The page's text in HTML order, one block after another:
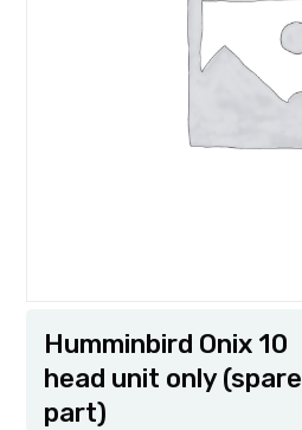
Humminbird Onix 10
head unit only (spare
part)